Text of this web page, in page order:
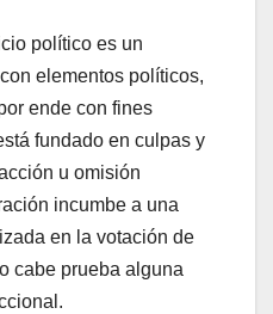
político es un
elementos políticos,
ende con fines
fundado en culpas y
u omisión
incumbe a una
en la votación de
cabe prueba alguna